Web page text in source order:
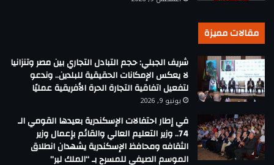
مقالات مميزة
شريف الجبلي: حجم التبادل التجاري بين مصر وتنزانيا
لا يعكس الإمكانات الحقيقية للبلدين.. وندعو
لتفعيل اتفاقية التجارة الحرة الأفريقية عمليًا
يونيو 9, 2026
في إطار احتفالات الإسكندرية بعيدها القومي الـ
74.. وزير التعليم العالي والقائم بإعمال وزير
الثقافه ومحافظ الإسكندرية يشهدان انطلاق
الموسم الصيفي للمسرح بـ “الملك لير”